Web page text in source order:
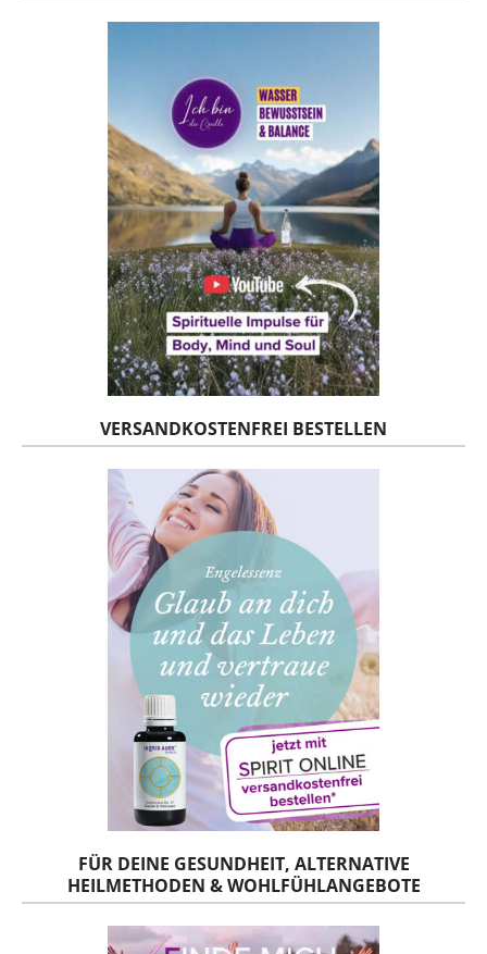
VERSANDKOSTENFREI BESTELLEN
FÜR DEINE GESUNDHEIT, ALTERNATIVE
HEILMETHODEN & WOHLFÜHLANGEBOTE